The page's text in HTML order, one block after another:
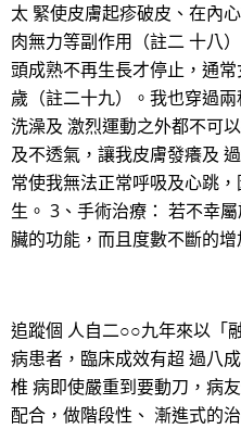
太 緊使皮膚起疹破皮、在內
肉無力等副作用（註二 十八
頭成熟不再生長才停止，通
歲（註二十九）。我也穿過
洗澡及 激烈運動之外都不可
及不透氣，讓我皮膚發癢及
常使我無法正常呼吸及心跳
生。 3、手術治療： 若不幸
臟的功能，而且度數不斷的增
追蹤個 人自二○○九年來以「
病患者，臨床成效有超 過八
椎 病即使嚴重到要動刀，病
配合，做階段性、 漸進式的